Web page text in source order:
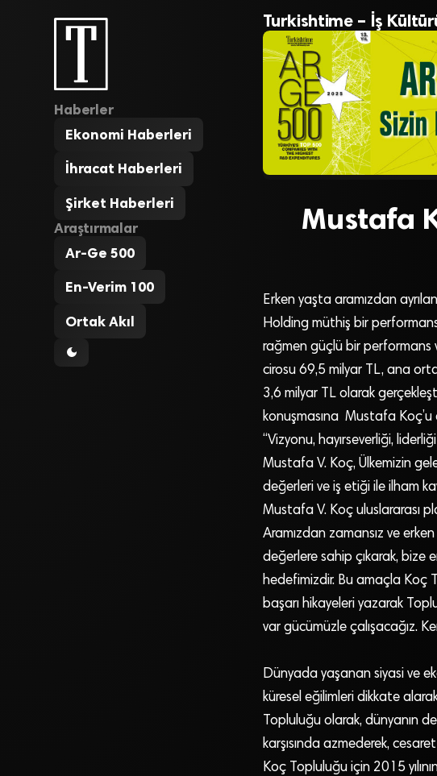
Haberler
Ekonomi Haberleri
İhracat Haberleri
Şirket Haberleri
Araştırmalar
Ar-Ge 500
En-Verim 100
Ortak Akıl
Turkishtime – İş
Mustafa
Erken yaşta aramızdan
Holding müthiş bir
rağmen güçlü bir performans
cirosu 69,5 milyar TL, ana
3,6 milyar TL olarak
konuşmasına Mustafa Koç’u
“Vizyonu, hayırseverliği,
Mustafa V. Koç, Ülkemizin
değerleri ve iş etiği ile ilham
Mustafa V. Koç uluslararası
Aramızdan zamansız ve erken
değerlere sahip çıkarak, bize
hedefimizdir. Bu amaçla Koç
başarı hikayeleri yazarak
var gücümüzle çalışacağız.
Dünyada yaşanan siyasi ve
küresel eğilimleri dikkate
Topluluğu olarak, dünyanın
karşısında azmederek,
Koç Topluluğu için 2015